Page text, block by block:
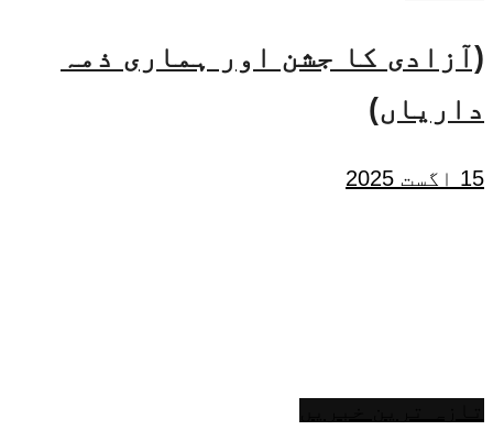
(آزادی کا جشن اور ہماری ذمہ
داریاں)
15 اگست 2025